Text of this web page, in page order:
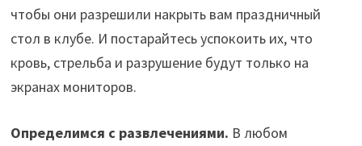
чтобы они разрешили накрыть вам праздничный
стол в клубе. И постарайтесь успокоить их, что
кровь, стрельба и разрушение будут только на
экранах мониторов.
Определимся с развлечениями. В любом